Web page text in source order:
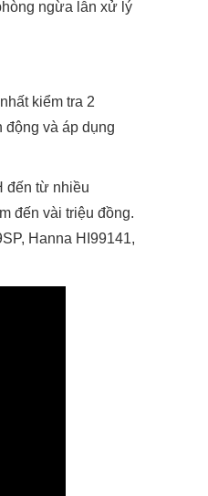
ngừa lẫn xử lý
kiểm tra 2
động và áp dụng
đến từ nhiều
đến vài triệu đồng.
Hanna HI99141,